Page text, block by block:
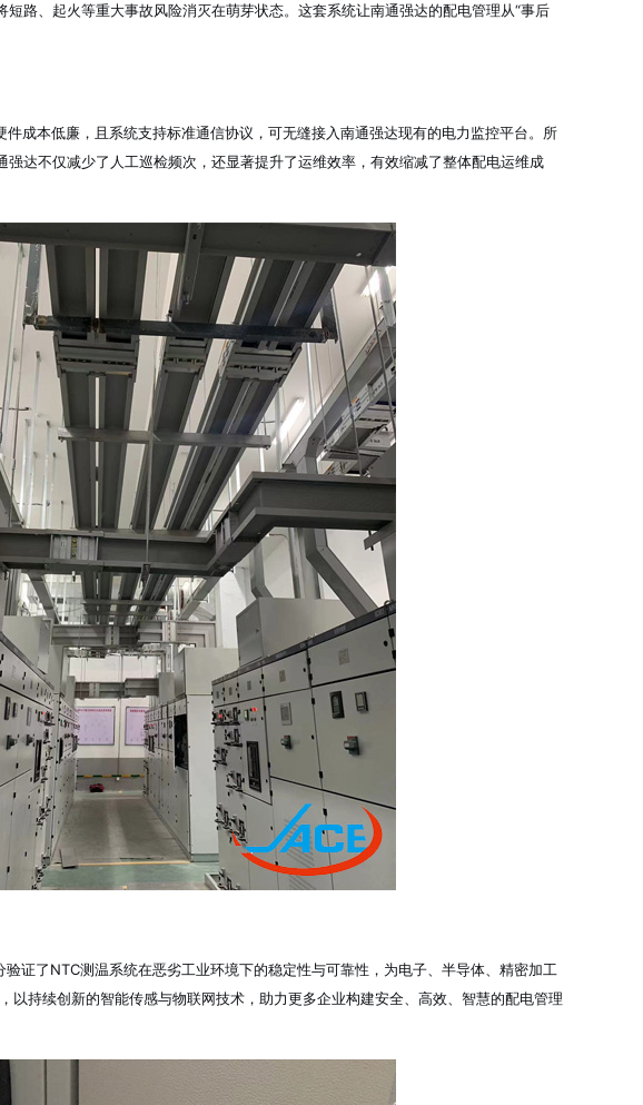
路、起火等重大事故风险消灭在萌芽状态。这套系统让南通强达的配电管理从“事后
本低廉，且系统支持标准通信协议，可无缝接入南通强达现有的电力监控平台。所
达不仅减少了人工巡检频次，还显著提升了运维效率，有效缩减了整体配电运维成
了NTC测温系统在恶劣工业环境下的稳定性与可靠性，为电子、半导体、精密加工
持续创新的智能传感与物联网技术，助力更多企业构建安全、高效、智慧的配电管理